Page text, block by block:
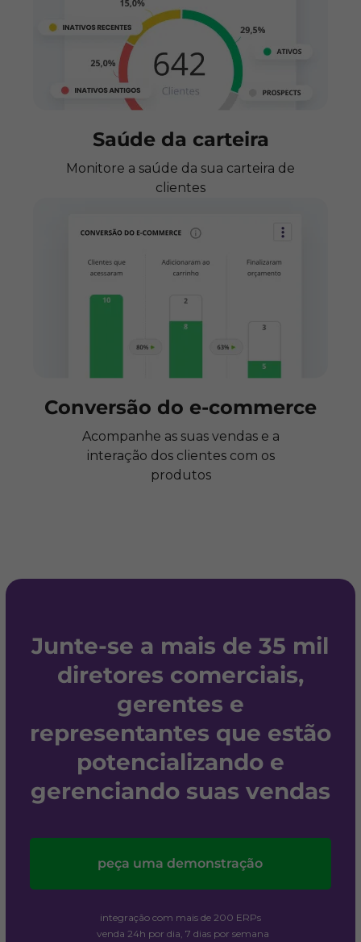
Saúde da carteira
Monitore a saúde da sua carteira de
clientes
Conversão do e-commerce
Acompanhe as suas vendas e a
interação dos clientes com os
produtos
Junte-se a mais de 35 mil
diretores comerciais,
gerentes e
representantes que estão
potencializando e
gerenciando suas vendas
peça uma demonstração
integração com mais de 200 ERPs
venda 24h por dia, 7 dias por semana